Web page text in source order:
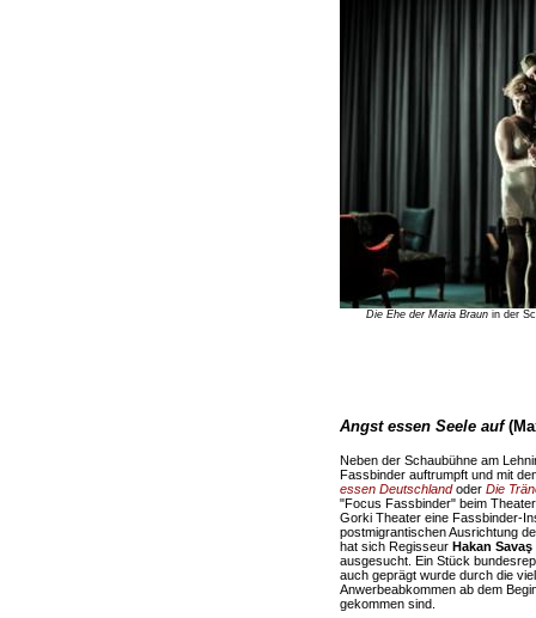
Die Ehe der Maria Braunin der
Angst essen Seele auf
Neben der Schaubühne am
Fassbinder auftrumpft und mit
essen Deutschlandoder Die
"Focus Fassbinder" beim
Gorki Theater eine Fassbinder-
postmigrantischen Ausrichtung
hat sich Regisseur Hakan Savaş
ausgesucht. Ein Stück
auch geprägt wurde durch die
Anwerbeabkommen ab dem
gekommen sind.